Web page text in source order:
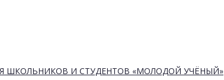
ШКОЛЬНИКОВ И СТУДЕНТОВ «МОЛОДОЙ УЧЁНЫЙ»